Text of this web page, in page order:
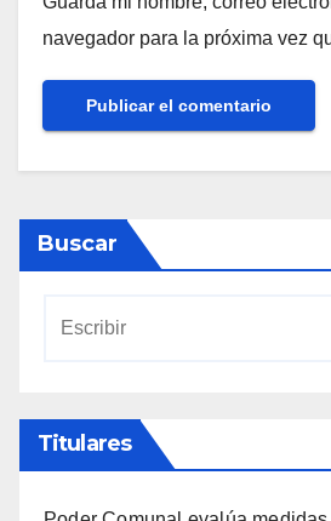
navegador para la próxima vez
Buscar
Titulares